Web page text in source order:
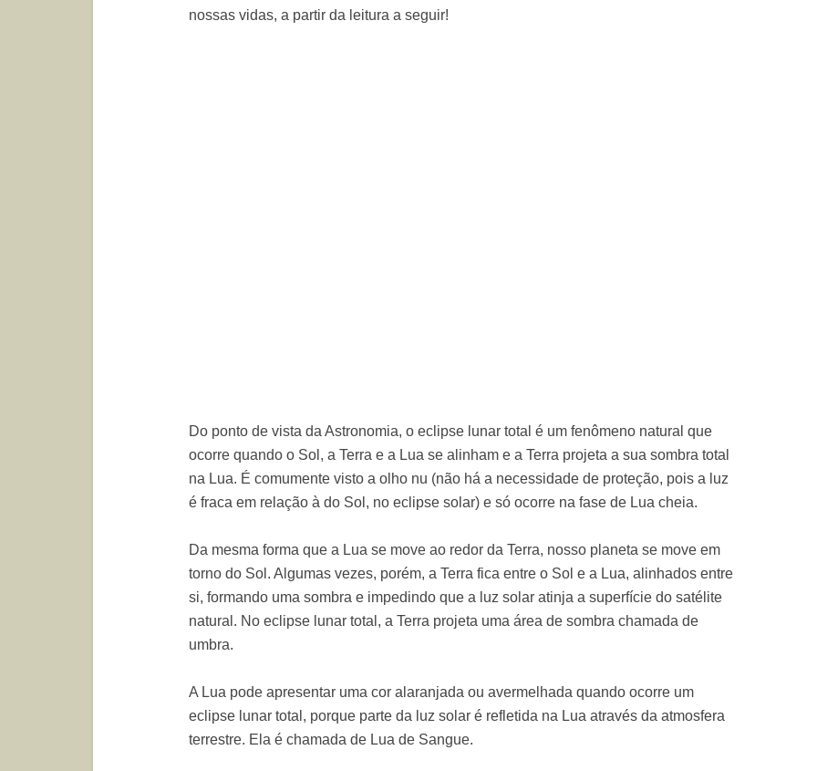
nossas vidas, a partir da leitura a seguir!
Do ponto de vista da Astronomia, o eclipse lunar total é um fenômeno natural que
ocorre quando o Sol, a Terra e a Lua se alinham e a Terra projeta a sua sombra total
na Lua. É comumente visto a olho nu (não há a necessidade de proteção, pois a luz
é fraca em relação à do Sol, no eclipse solar) e só ocorre na fase de Lua cheia.
Da mesma forma que a Lua se move ao redor da Terra, nosso planeta se move em
torno do Sol. Algumas vezes, porém, a Terra fica entre o Sol e a Lua, alinhados entre
si, formando uma sombra e impedindo que a luz solar atinja a superfície do satélite
natural. No eclipse lunar total, a Terra projeta uma área de sombra chamada de
umbra.
A Lua pode apresentar uma cor alaranjada ou avermelhada quando ocorre um
eclipse lunar total, porque parte da luz solar é refletida na Lua através da atmosfera
terrestre. Ela é chamada de Lua de Sangue.